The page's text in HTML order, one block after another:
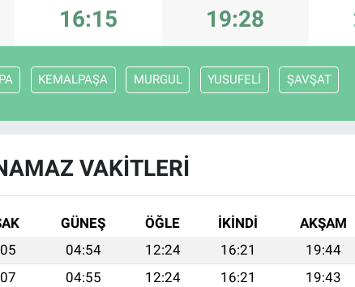
16:15 19:28
KEMALPAŞA MURGUL YUSUFELİ ŞAVŞAT
VAKITLERI
GÜNEŞ ÖĞLE İKINDI AKŞAM
04:54 12:24 16:21 19:44
04:55 12:24 16:21 19:43